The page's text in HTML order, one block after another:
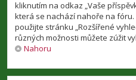
kliknutím na odkaz „Vaše
která se nachází nahoře na
použijte stránku „Rozšířené
různých možnosti můžete zúžit
Nahoru